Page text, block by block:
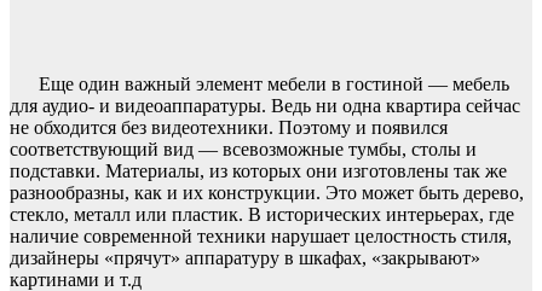
Еще один важный элемент мебели в гостиной — мебель
для аудио- и видеоаппаратуры. Ведь ни одна квартира сейчас
не обходится без видеотехники. Поэтому и появился
соответствующий вид — всевозможные тумбы, столы и
подставки. Материалы, из которых они изготовлены так же
разнообразны, как и их конструкции. Это может быть дерево,
стекло, металл или пластик. В исторических интерьерах, где
наличие современной техники нарушает целостность стиля,
дизайнеры «прячут» аппаратуру в шкафах, «закрывают»
картинами и т.д